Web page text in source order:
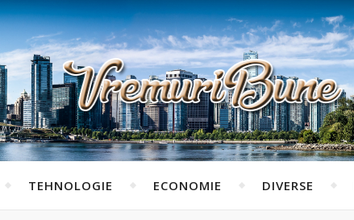
TEHNOLOGIE ECONOMIE DIVERSE